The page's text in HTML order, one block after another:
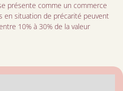
présente comme un commerce
en situation de précarité peuvent
10% à 30% de la valeur